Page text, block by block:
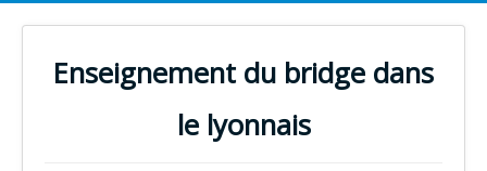
Enseignement du bridge dans
le lyonnais